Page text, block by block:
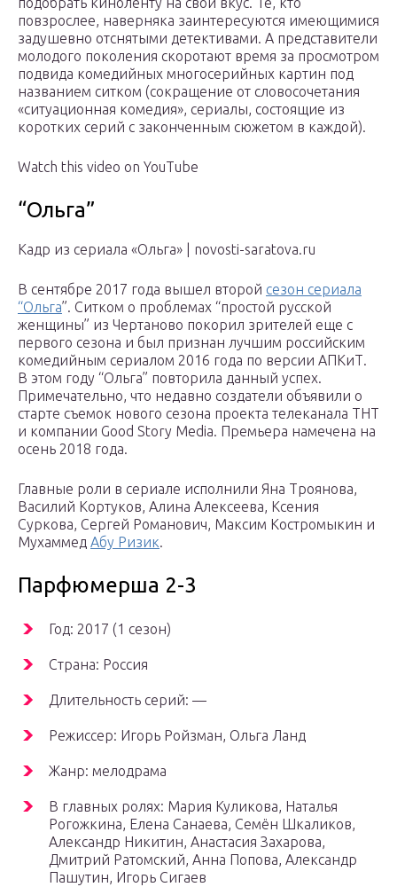
повзрослее, наверняка заинтересуются имеющимися
задушевно отснятыми детективами. А представители
молодого поколения скоротают время за просмотром
подвида комедийных многосерийных картин под
названием ситком (сокращение от словосочетания
«ситуационная комедия», сериалы, состоящие из
коротких серий с законченным сюжетом в каждой).
Watch this video on YouTube
“Ольга”
Кадр из сериала «Ольга» | novosti-saratova.ru
В сентябре 2017 года вышел второй сезон сериала
“Ольга”. Ситком о проблемах “простой русской
женщины” из Чертаново покорил зрителей еще с
первого сезона и был признан лучшим российским
комедийным сериалом 2016 года по версии АПКиТ.
В этом году “Ольга” повторила данный успех.
Примечательно, что недавно создатели объявили о
старте съемок нового сезона проекта телеканала ТНТ
и компании Good Story Media. Премьера намечена на
осень 2018 года.
Главные роли в сериале исполнили Яна Троянова,
Василий Кортуков, Алина Алексеева, Ксения
Суркова, Сергей Романович, Максим Костромыкин и
Мухаммед Абу Ризик.
Парфюмерша 2-3
Год: 2017 (1 сезон)
Страна: Россия
Длительность серий: —
Режиссер: Игорь Ройзман, Ольга Ланд
Жанр: мелодрама
В главных ролях: Мария Куликова, Наталья
Рогожкина, Елена Санаева, Семён Шкаликов,
Александр Никитин, Анастасия Захарова,
Дмитрий Ратомский, Анна Попова, Александр
Пашутин, Игорь Сигаев